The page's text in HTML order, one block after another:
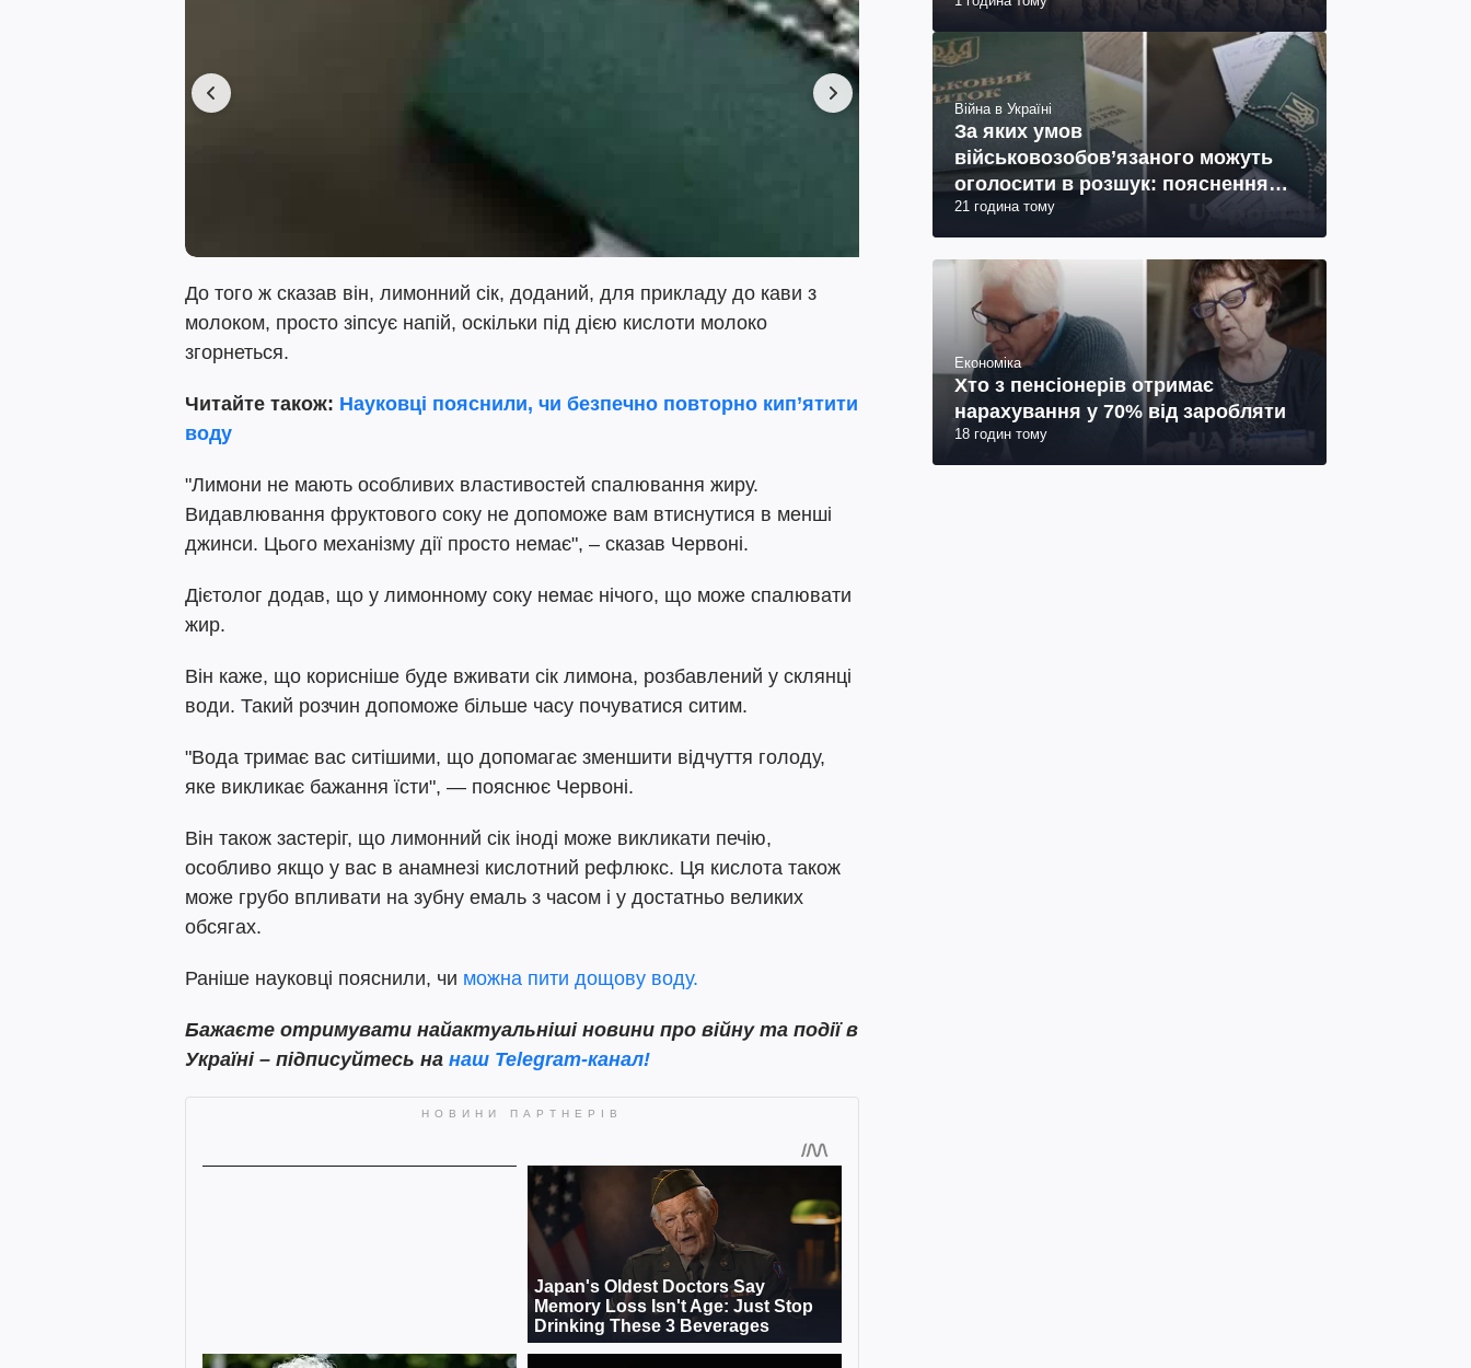
До того ж сказав він, лимонний сік, доданий, для прикладу до кави з
молоком, просто зіпсує напій, оскільки під дією кислоти молоко
згорнеться.
Читайте також: Науковці пояснили, чи безпечно повторно кип’ятити
воду
"Лимони не мають особливих властивостей спалювання жиру.
Видавлювання фруктового соку не допоможе вам втиснутися в менші
джинси. Цього механізму дії просто немає", – сказав Червоні.
Дієтолог додав, що у лимонному соку немає нічого, що може спалювати
жир.
Він каже, що корисніше буде вживати сік лимона, розбавлений у склянці
води. Такий розчин допоможе більше часу почуватися ситим.
"Вода тримає вас ситішими, що допомагає зменшити відчуття голоду,
яке викликає бажання їсти", — пояснює Червоні.
Він також застеріг, що лимонний сік іноді може викликати печію,
особливо якщо у вас в анамнезі кислотний рефлюкс. Ця кислота також
може грубо впливати на зубну емаль з часом і у достатньо великих
обсягах.
Раніше науковці пояснили, чи можна пити дощову воду.
Бажаєте отримувати найактуальніші новини про війну та події в
Україні – підписуйтесь на наш Telegram-канал!
Війна в Україні
За яких умов
військовозобов’язаного можуть
оголосити в розшук: пояснення
юриста
21 година тому
Економіка
Хто з пенсіонерів отримає
нарахування у 70% від заробляти
18 годин тому